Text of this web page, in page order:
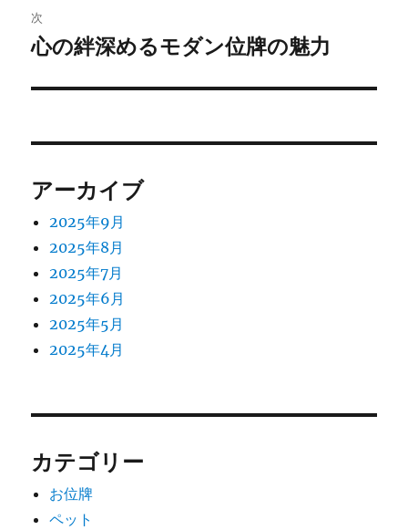
ゲ
ー
シ
次
次
投
心の絆深めるモダン位牌の魅力
アーカイブ
2025年9月
2025年8月
2025年7月
2025年6月
2025年5月
2025年4月
カテゴリー
お位牌
ペット